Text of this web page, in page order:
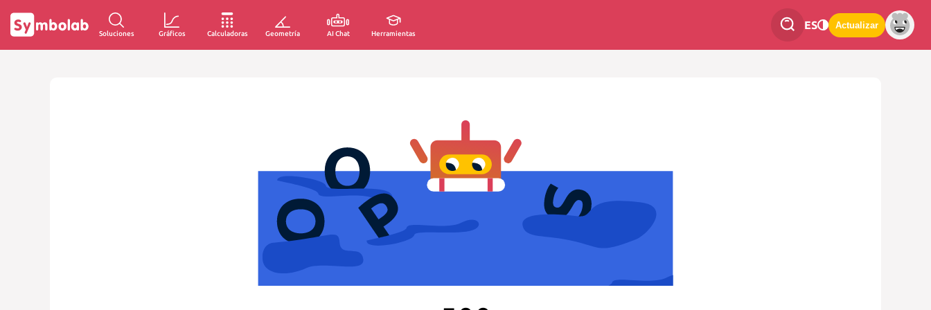
Soluciones Gráficos Calculadoras Geometría AI Chat Herramientas
ES Actualizar